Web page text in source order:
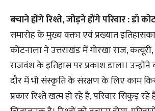
बचाने होंगे रिश्ते, जोड़ने होंगे परिवार : डॉ
समारोह के मुख्य वक्ता एवं प्रख्यात
कोटनाला ने उत्तराखंड में गोरखा राज,
राजवंश के इतिहास पर प्रकाश डाला।
दौर में भी संस्कृति के संरक्षण के लिए काम
प्रकार रिश्ते खत्म हो रहे हैं, परिवार सिकुड़